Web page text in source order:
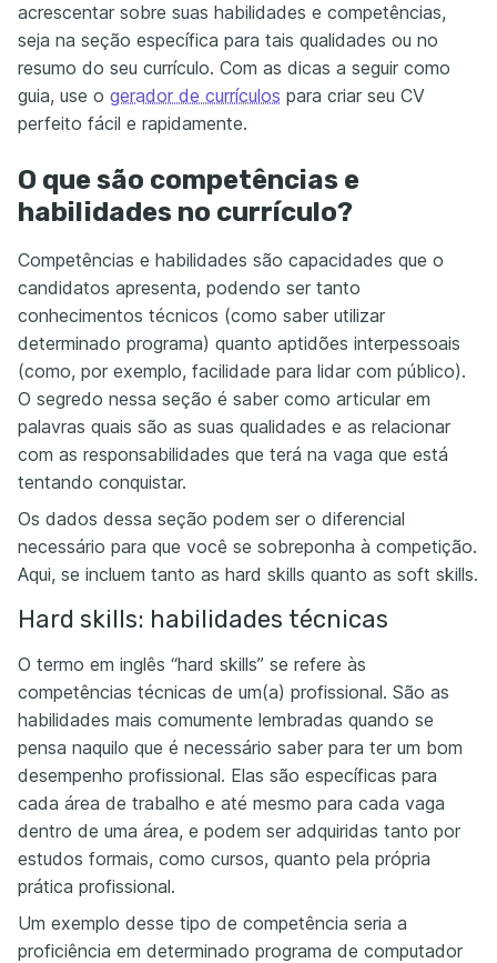
acrescentar sobre suas habilidades e competências,
seja na seção específica para tais qualidades ou no
resumo do seu currículo. Com as dicas a seguir como
guia, use o gerador de currículos para criar seu CV
perfeito fácil e rapidamente.
O que são competências e
habilidades no currículo?
Competências e habilidades são capacidades que o
candidatos apresenta, podendo ser tanto
conhecimentos técnicos (como saber utilizar
determinado programa) quanto aptidões interpessoais
(como, por exemplo, facilidade para lidar com público).
O segredo nessa seção é saber como articular em
palavras quais são as suas qualidades e as relacionar
com as responsabilidades que terá na vaga que está
tentando conquistar.
Os dados dessa seção podem ser o diferencial
necessário para que você se sobreponha à competição.
Aqui, se incluem tanto as hard skills quanto as soft skills.
Hard skills: habilidades técnicas
O termo em inglês “hard skills” se refere às
competências técnicas de um(a) profissional. São as
habilidades mais comumente lembradas quando se
pensa naquilo que é necessário saber para ter um bom
desempenho profissional. Elas são específicas para
cada área de trabalho e até mesmo para cada vaga
dentro de uma área, e podem ser adquiridas tanto por
estudos formais, como cursos, quanto pela própria
prática profissional.
Um exemplo desse tipo de competência seria a
proficiência em determinado programa de computador